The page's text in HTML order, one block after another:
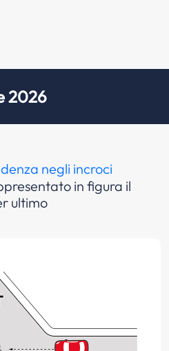
2026
negli incroci
in figura il
ultimo